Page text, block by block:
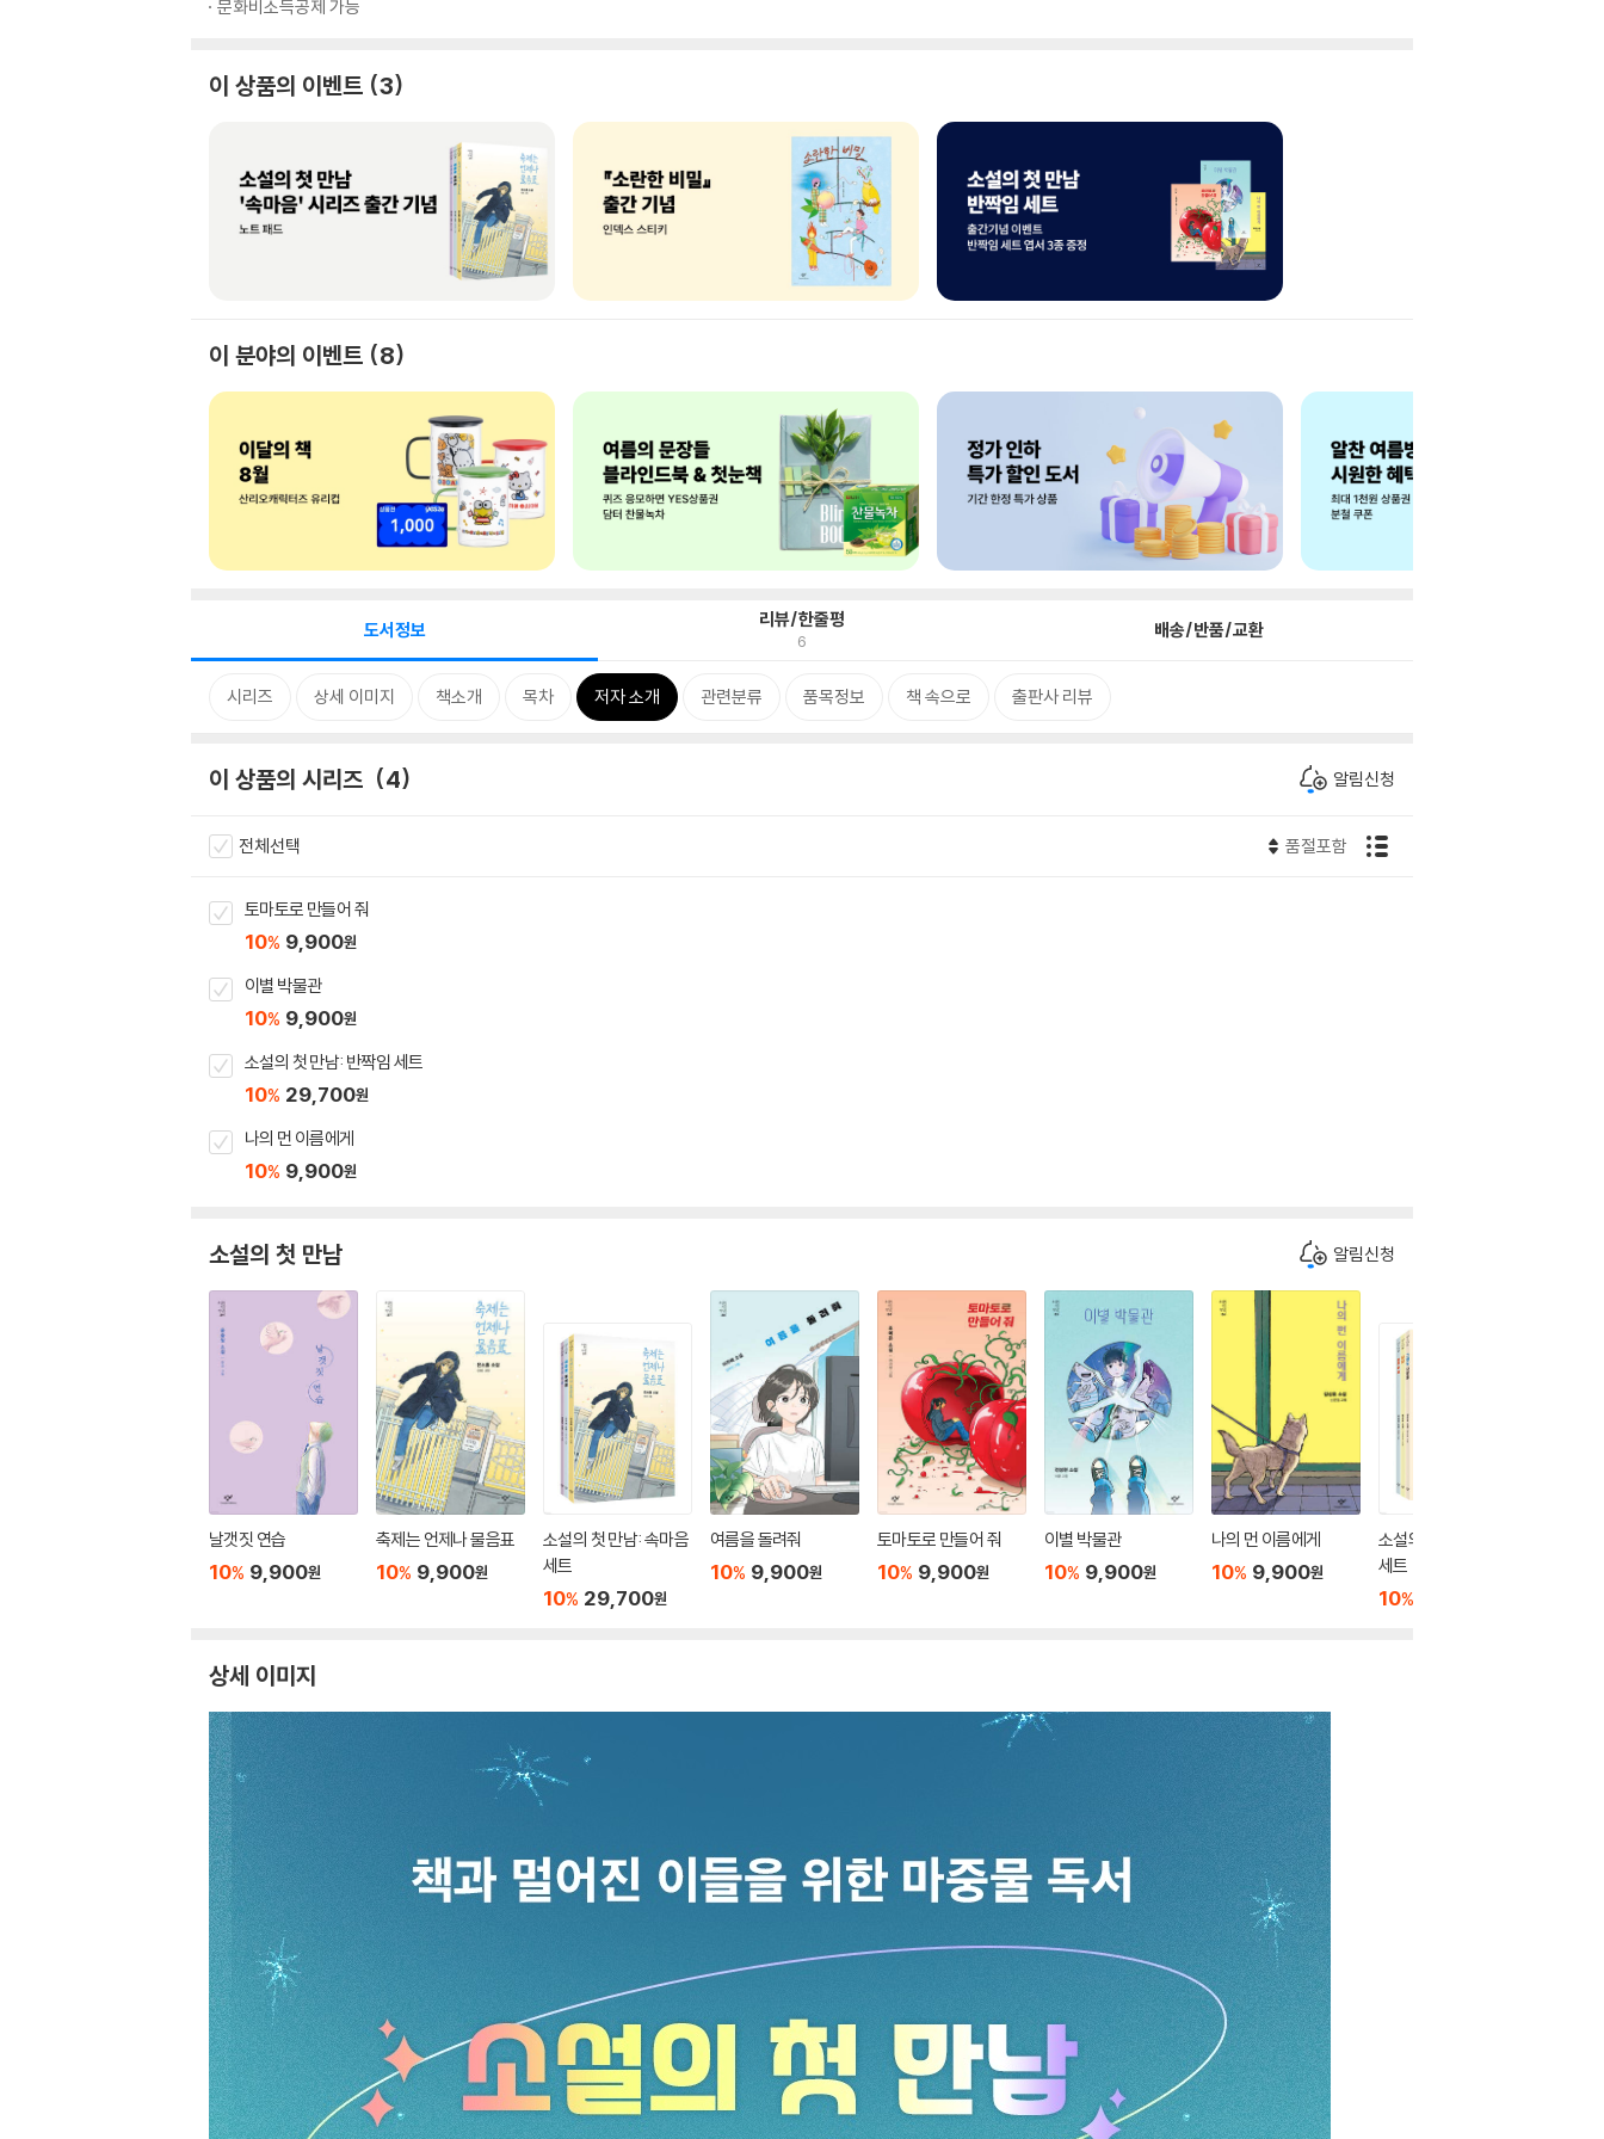
문화비소득공제 가능
이 상품의 이벤트 3
이 분야의 이벤트 8
도서정보 리뷰/한줄평
6 배송/반품/교환
시리즈 상세 이미지 책소개 목차 저자 소개 관련분류 품목정보 책 속으로 출판사 리뷰
이 상품의 시리즈 4 알림신청
전체선택 품절포함
토마토로 만들어 줘
10% 9,900원
이별 박물관
10% 9,900원
소설의 첫 만남: 반짝임 세트
10% 29,700원
나의 먼 이름에게
10% 9,900원
소설의 첫 만남 알림신청
날갯짓 연습
10% 9,900원
축제는 언제나 물음표
10% 9,900원
소설의 첫 만남: 속마음
세트
10% 29,700원
여름을 돌려줘
10% 9,900원
토마토로 만들어 줘
10% 9,900원
이별 박물관
10% 9,900원
나의 먼 이름에게
10% 9,900원
소설의 첫 만남 : 첫사랑
세트
10%
상세 이미지